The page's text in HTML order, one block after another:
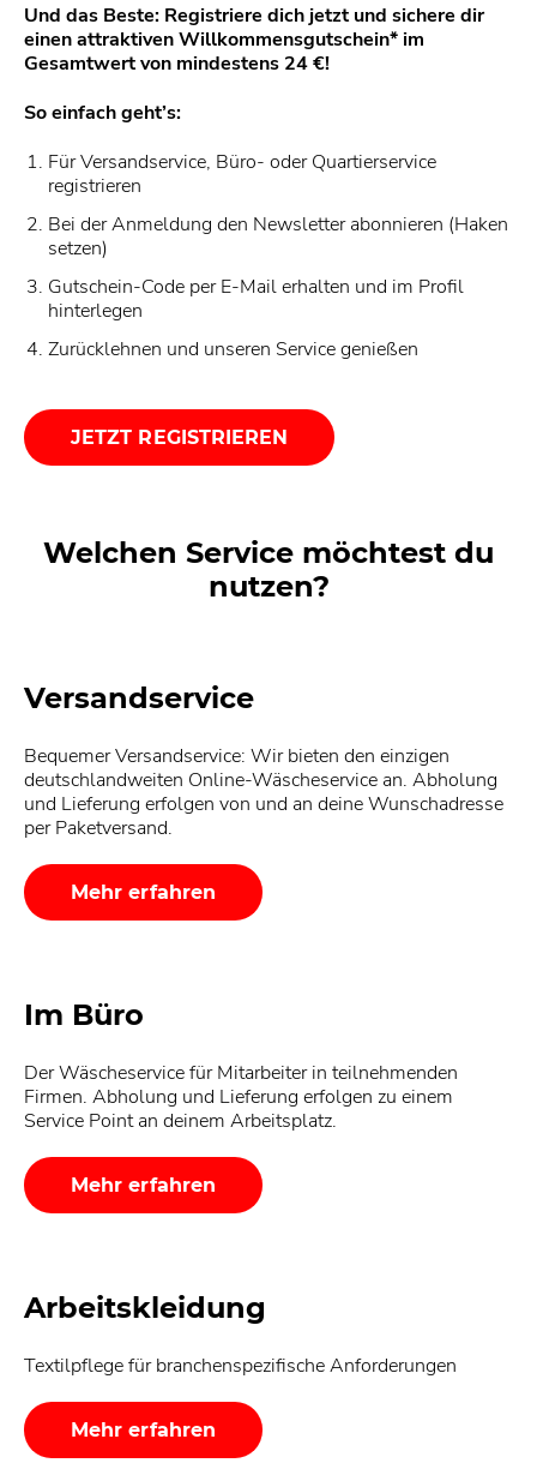
Und das Beste: Registriere dich jetzt und sichere dir
einen attraktiven Willkommensgutschein* im
Gesamtwert von mindestens 24 €!
So einfach geht’s:
Für Versandservice, Büro- oder Quartierservice
registrieren
Bei der Anmeldung den Newsletter abonnieren (Haken
setzen)
Gutschein-Code per E-Mail erhalten und im Profil
hinterlegen
Zurücklehnen und unseren Service genießen
JETZT REGISTRIEREN
Welchen Service möchtest du
nutzen?
Versandservice
Bequemer Versandservice: Wir bieten den einzigen
deutschlandweiten Online-Wäscheservice an. Abholung
und Lieferung erfolgen von und an deine Wunschadresse
per Paketversand.
Mehr erfahren
Im Büro
Der Wäscheservice für Mitarbeiter in teilnehmenden
Firmen. Abholung und Lieferung erfolgen zu einem
Service Point an deinem Arbeitsplatz.
Mehr erfahren
Arbeitskleidung
Textilpflege für branchenspezifische Anforderungen
Mehr erfahren